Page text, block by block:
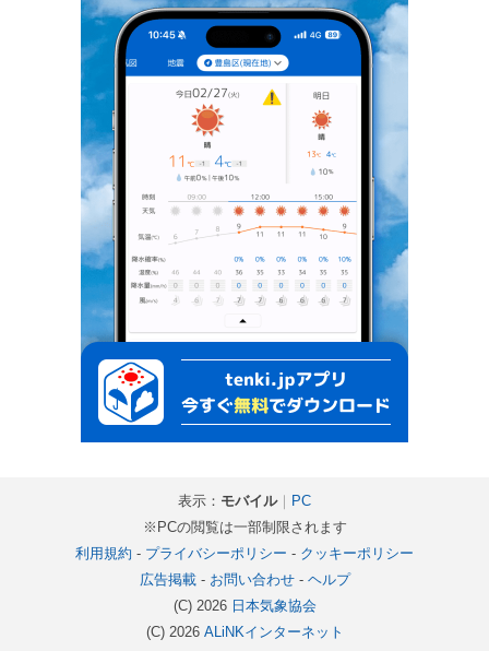
表示： モバイル｜
PC
※PCの閲覧は一部制限されます
利用規約 - プライバシーポリシー - クッキーポリシー
広告掲載- お問い合わせ- ヘルプ
(C) 2026 日本気象協会
(C) 2026 ALiNKインターネット